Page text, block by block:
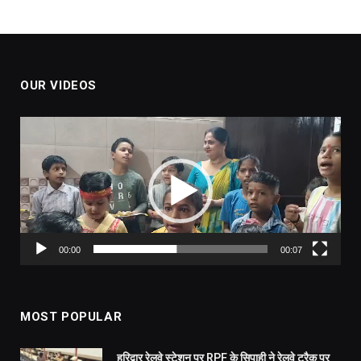
OUR VIDEOS
00:00 00:07
MOST POPULAR
हरिद्वार रेलवे स्टेशन पर RPF के सिपाही ने रेलवे ट्रैक पर